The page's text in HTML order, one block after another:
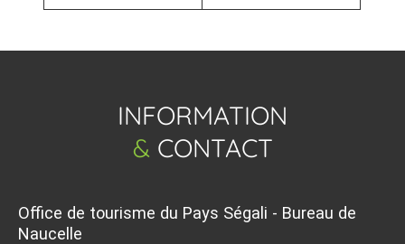
INFORMATION
& CONTACT
Office de tourisme du Pays Ségali - Bureau de
Naucelle